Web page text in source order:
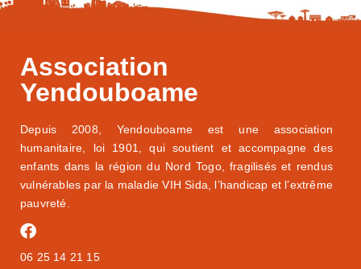
Association
Yendouboame
Depuis 2008, Yendouboame est une association
humanitaire,
loi 1901,qui soutient et accompagne des
enfants dans la région du Nord Togo, fragilisés et rendus
vulnérables par la maladie VIH Sida, l’handicap et l’extrême
pauvreté.
06 25 14 21 15